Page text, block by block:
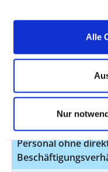
Alle
Nur
Davon ohne
BERUFSGRUPPE
Personal ohne